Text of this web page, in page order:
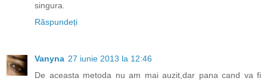
singura.
Răspundeți
Vanyna 27 iunie 2013 la 12:46
De aceasta metoda nu am mai auzit,dar pana cand va fi